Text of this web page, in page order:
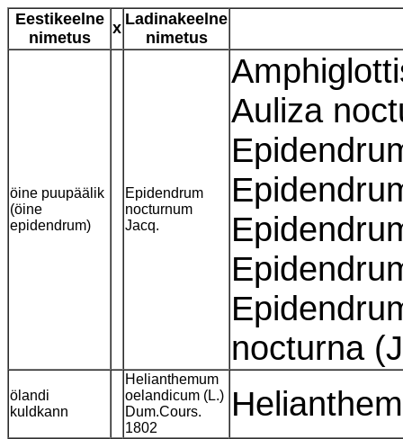
Eestikeelne
nimetus
x Ladinakeelne
nimetus
öine puupäälik
(öine
epidendrum)
Epidendrum
nocturnum
Jacq.
Auliza
nocturna
ölandi
kuldkann
Helianthemum
oelandicum (L.)
Dum.Cours.
1802